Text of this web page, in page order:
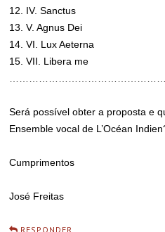
12. IV. Sanctus
13. V. Agnus Dei
14. VI. Lux Aeterna
15. VII. Libera me
Será possível obter a proposta e
Ensemble vocal de L’Océan
Cumprimentos
José Freitas
RESPONDER